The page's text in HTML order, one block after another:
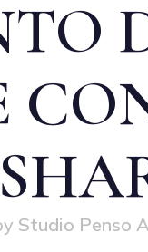
Studio Penso